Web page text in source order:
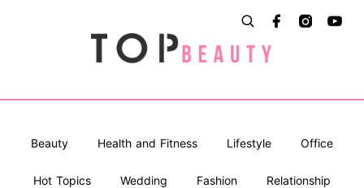
Beauty Health and Fitness Lifestyle Office
Hot Topics Wedding Fashion Relationship